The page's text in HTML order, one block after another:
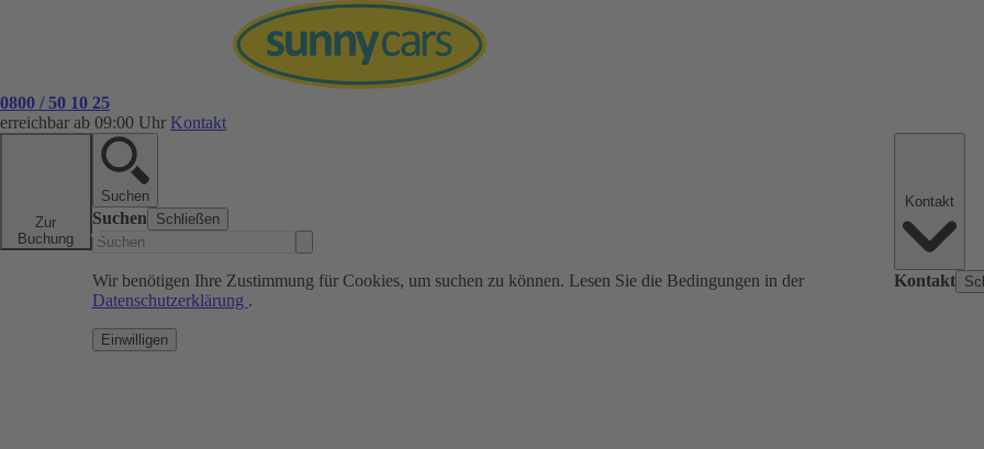
0800 / 50 10 25
erreichbar ab 09:00 Uhr Kontakt
Zur
Buchung
Suchen
Suchen Schließen
Wir benötigen Ihre Zustimmung für Cookies, um suchen zu können. Lesen Sie die Bedingungen in der
Datenschutzerklärung .
Einwilligen
Kontakt